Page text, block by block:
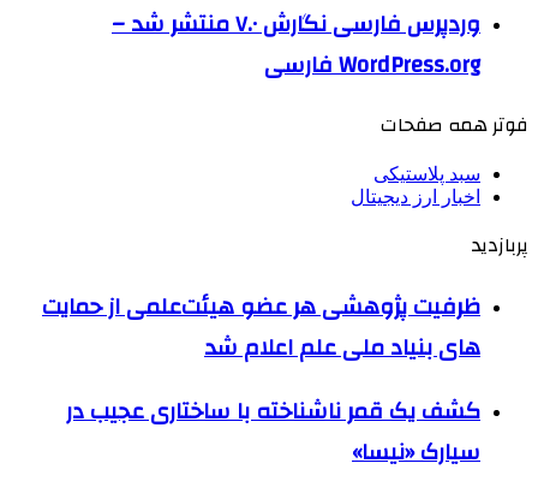
وردپرس فارسی نگارش ۷.۰ منتشر شد –
WordPress.org فارسی
فوتر همه صفحات
سبد پلاستیکی
اخبار ارز دیجیتال
پربازدید
ظرفیت پژوهشی هر عضو هیئت‌علمی از حمایت
های بنیاد ملی علم اعلام شد
کشف یک قمر ناشناخته با ساختاری عجیب در
سیارک «نیسا»